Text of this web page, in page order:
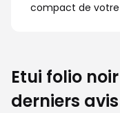
compact de
Etui folio
derniers